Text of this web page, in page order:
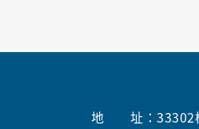
地 址：33302桃